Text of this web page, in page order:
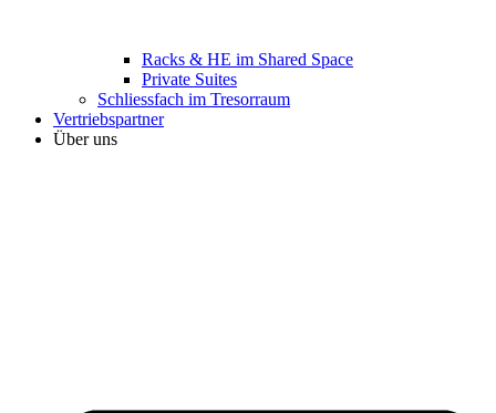
Racks & HE im Shared Space
Private Suites
Schliessfach im Tresorraum
Vertriebspartner
Über uns